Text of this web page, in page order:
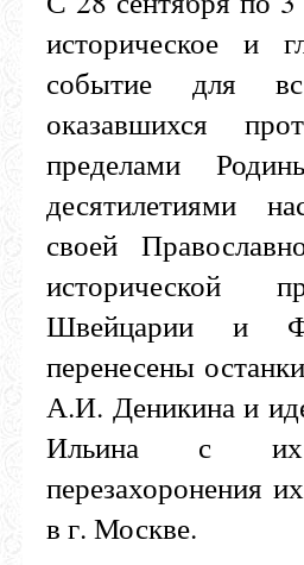
историческое и
событие для
оказавшихся
пределами
десятилетиями
своей
Швейцарии и
перенесены
А.И. Деникина и
Ильина с их
перезахоронения
в г. Москве.